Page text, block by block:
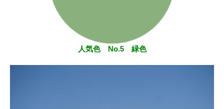
人気色 No.5 緑色